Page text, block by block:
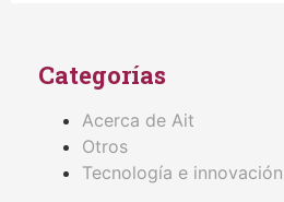
Categorías
Acerca de Ait
Otros
Tecnología e innovación